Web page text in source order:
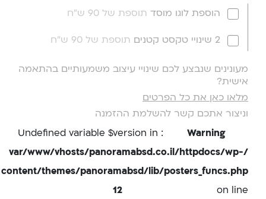
הוספת לוגו מוסד תוספת של 90 ש"ח
2 שינויי טקסט קטנים תוספת של 90 ש"ח
מעונינים שנבצע לכם שינויי עיצוב משמעותיים בהתאמה
אישית?
מלאו כאן את כל הפרטים
וניצור אתכם קשר להשלמת ההזמנה
Warning
: Undefined variable $version in
/var/www/vhosts/panoramabsd.co.il/httpdocs/wp-
content/themes/panoramabsd/lib/posters_funcs.php
on line
12